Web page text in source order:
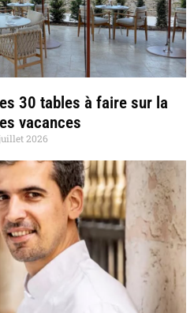
30 tables à faire sur la
vacances
2026